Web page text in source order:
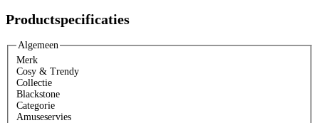
Productspecificaties
Algemeen
Merk
Cosy & Trendy
Collectie
Blackstone
Categorie
Amuseservies